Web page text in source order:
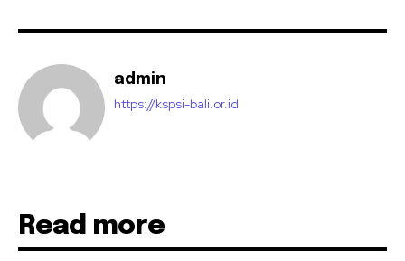
admin
https://kspsi-bali.or.id
Read more